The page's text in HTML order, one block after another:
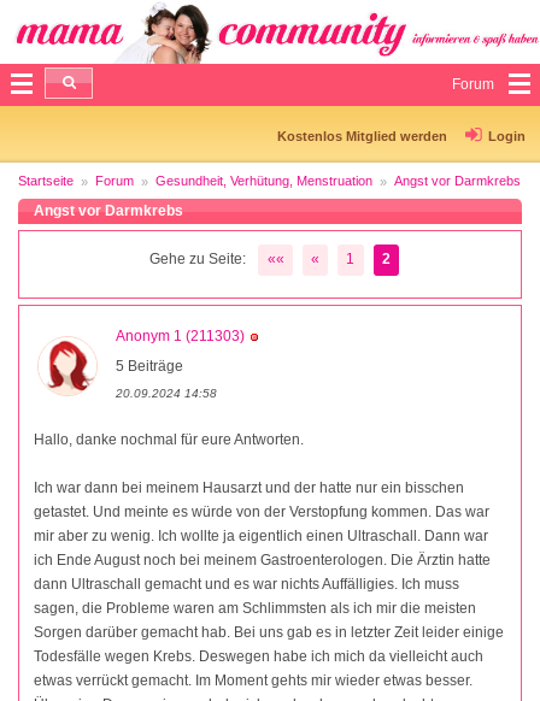
Forum
Kostenlos Mitglied werden Login
Startseite Forum Gesundheit, Verhütung, Menstruation Angst vor Darmkrebs
Angst vor Darmkrebs
Gehe zu Seite: «« « 1 2
Anonym 1 (211303)
5 Beiträge
20.09.2024 14:58
Hallo, danke nochmal für eure Antworten.
Ich war dann bei meinem Hausarzt und der hatte nur ein bisschen
getastet. Und meinte es würde von der Verstopfung kommen. Das war
mir aber zu wenig. Ich wollte ja eigentlich einen Ultraschall. Dann war
ich Ende August noch bei meinem Gastroenterologen. Die Ärztin hatte
dann Ultraschall gemacht und es war nichts Auffälligies. Ich muss
sagen, die Probleme waren am Schlimmsten als ich mir die meisten
Sorgen darüber gemacht hab. Bei uns gab es in letzter Zeit leider einige
Todesfälle wegen Krebs. Deswegen habe ich mich da vielleicht auch
etwas verrückt gemacht. Im Moment gehts mir wieder etwas besser.